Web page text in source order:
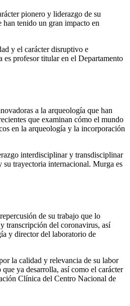
pionero y liderazgo de su
han tenido un gran impacto en
y el carácter disruptivo e
es profesor titular en el Departamento
a la arqueología que han
que examinan cómo el mundo
en la arqueología y la incorporación
interdisciplinar y transdisciplinar
su trayectoria internacional. Murga es
de su trabajo que lo
transcripción del coronavirus, así
y director del laboratorio de
la calidad y relevancia de su labor
ya desarrolla, así como el carácter
Clínica del Centro Nacional de